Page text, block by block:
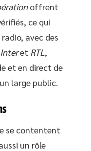
offrent
ce qui
avec des
et RTL ,
et en direct de
large public.
se contentent
un rôle